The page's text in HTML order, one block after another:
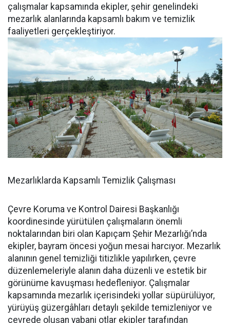
çalışmalar kapsamında ekipler, şehir genelindeki
mezarlık alanlarında kapsamlı bakım ve temizlik
faaliyetleri gerçekleştiriyor.
Mezarlıklarda Kapsamlı Temizlik Çalışması
Çevre Koruma ve Kontrol Dairesi Başkanlığı
koordinesinde yürütülen çalışmaların önemli
noktalarından biri olan Kapıçam Şehir Mezarlığı’nda
ekipler, bayram öncesi yoğun mesai harcıyor. Mezarlık
alanının genel temizliği titizlikle yapılırken, çevre
düzenlemeleriyle alanın daha düzenli ve estetik bir
görünüme kavuşması hedefleniyor. Çalışmalar
kapsamında mezarlık içerisindeki yollar süpürülüyor,
yürüyüş güzergâhları detaylı şekilde temizleniyor ve
çevrede oluşan yabani otlar ekipler tarafından